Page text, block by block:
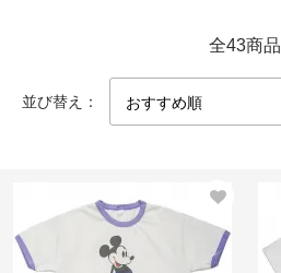
全43商品
並び替え：